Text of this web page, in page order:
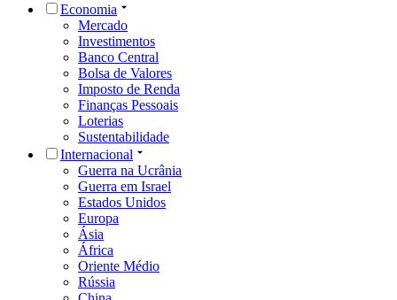
Economia
Mercado
Investimentos
Banco Central
Bolsa de Valores
Imposto de Renda
Finanças Pessoais
Loterias
Sustentabilidade
Internacional
Guerra na Ucrânia
Guerra em Israel
Estados Unidos
Europa
Ásia
África
Oriente Médio
Rússia